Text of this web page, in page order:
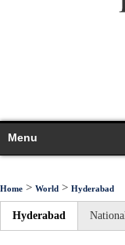
Menu
Home > World > Hyderabad
Hyderabad